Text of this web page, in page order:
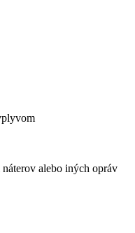
alebo iných opráv